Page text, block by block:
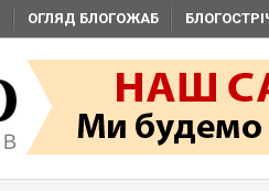
ОГЛЯД БЛОГОЖАБ